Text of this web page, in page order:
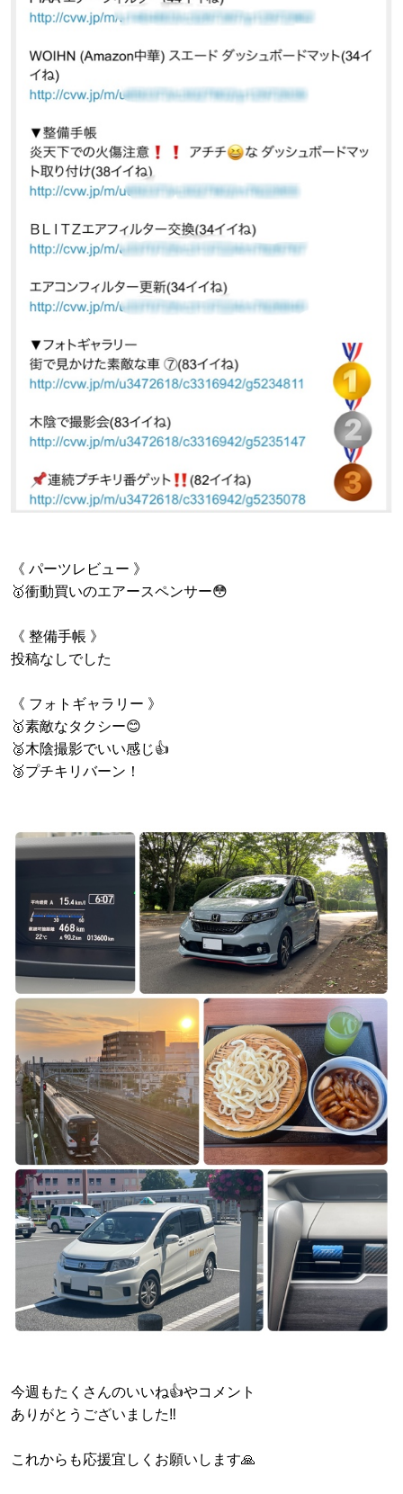
《 パーツレビュー 》
🥇衝動買いのエアースペンサー😳
《 整備手帳 》
投稿なしでした
《 フォトギャラリー 》
🥇素敵なタクシー😊
🥈木陰撮影でいい感じ👍
🥉プチキリバーン！
今週もたくさんのいいね👍やコメント
ありがとうございました‼️
これからも応援宜しくお願いします🙏